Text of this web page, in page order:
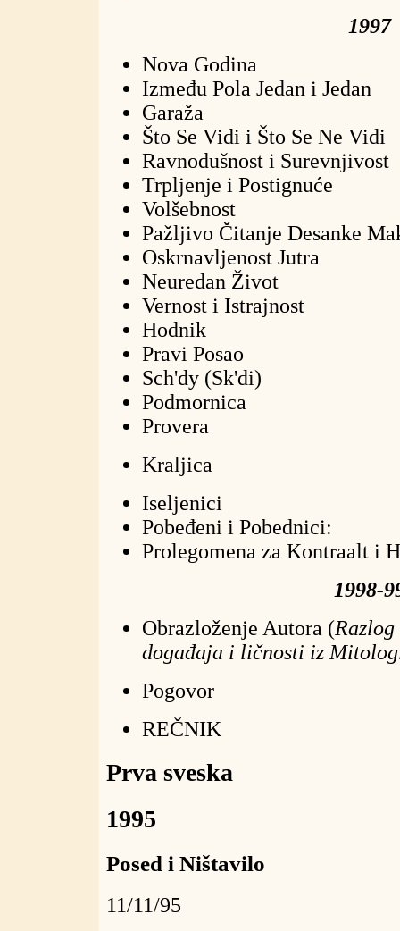
1997
Nova Godina
Između Pola Jedan i Jedan
Garaža
Što Se Vidi i Što Se Ne Vidi
Ravnodušnost i Surevnjivost
Trpljenje i Postignuće
Volšebnost
Pažljivo Čitanje Desanke
Oskrnavljenost Jutra
Neuredan Život
Vernost i Istrajnost
Hodnik
Pravi Posao
Sch'dy (Sk'di)
Podmornica
Provera
Kraljica
Iseljenici
Pobeđeni i Pobednici:
Prolegomena za Kontraalt i
1998-
Obrazloženje Autora (
događaja i ličnosti iz
Pogovor
REČNIK
Prva sveska
1995
Posed i Ništavilo
11/11/95